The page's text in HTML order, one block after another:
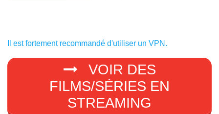
Il est fortement recommandé d'utiliser un VPN.
VOIR DES
FILMS/SÉRIES EN
STREAMING